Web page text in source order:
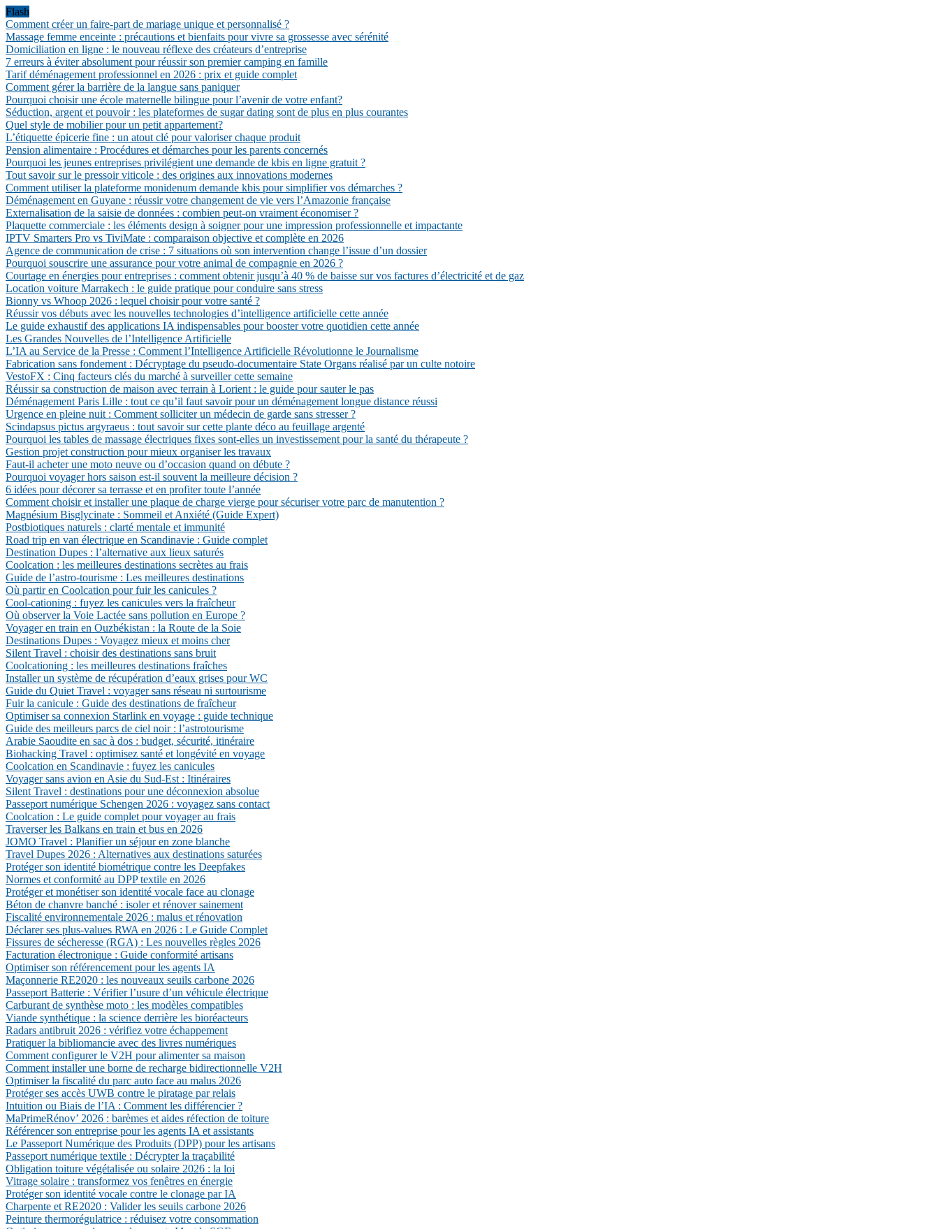
Flash
Comment créer un faire-part de mariage unique et personnalisé ?
Massage femme enceinte : précautions et bienfaits pour vivre sa grossesse avec sérénité
Domiciliation en ligne : le nouveau réflexe des créateurs d’entreprise
7 erreurs à éviter absolument pour réussir son premier camping en famille
Tarif déménagement professionnel en 2026 : prix et guide complet
Comment gérer la barrière de la langue sans paniquer
Pourquoi choisir une école maternelle bilingue pour l’avenir de votre enfant?
Séduction, argent et pouvoir : les plateformes de sugar dating sont de plus en plus courantes
Quel style de mobilier pour un petit appartement?
L’étiquette épicerie fine : un atout clé pour valoriser chaque produit
Pension alimentaire : Procédures et démarches pour les parents concernés
Pourquoi les jeunes entreprises privilégient une demande de kbis en ligne gratuit ?
Tout savoir sur le pressoir viticole : des origines aux innovations modernes
Comment utiliser la plateforme monidenum demande kbis pour simplifier vos démarches ?
Déménagement en Guyane : réussir votre changement de vie vers l’Amazonie française
Externalisation de la saisie de données : combien peut-on vraiment économiser ?
Plaquette commerciale : les éléments design à soigner pour une impression professionnelle et impactante
IPTV Smarters Pro vs TiviMate : comparaison objective et complète en 2026
Agence de communication de crise : 7 situations où son intervention change l’issue d’un dossier
Pourquoi souscrire une assurance pour votre animal de compagnie en 2026 ?
Courtage en énergies pour entreprises : comment obtenir jusqu’à 40 % de baisse sur vos factures d’électricité et de gaz
Location voiture Marrakech : le guide pratique pour conduire sans stress
Bionny vs Whoop 2026 : lequel choisir pour votre santé ?
Réussir vos débuts avec les nouvelles technologies d’intelligence artificielle cette année
Le guide exhaustif des applications IA indispensables pour booster votre quotidien cette année
Les Grandes Nouvelles de l’Intelligence Artificielle
L’IA au Service de la Presse : Comment l’Intelligence Artificielle Révolutionne le Journalisme
Fabrication sans fondement : Décryptage du pseudo-documentaire State Organs réalisé par un culte notoire
VestoFX : Cinq facteurs clés du marché à surveiller cette semaine
Réussir sa construction de maison avec terrain à Lorient : le guide pour sauter le pas
Déménagement Paris Lille : tout ce qu’il faut savoir pour un déménagement longue distance réussi
Urgence en pleine nuit : Comment solliciter un médecin de garde sans stresser ?
Scindapsus pictus argyraeus : tout savoir sur cette plante déco au feuillage argenté
Pourquoi les tables de massage électriques fixes sont-elles un investissement pour la santé du thérapeute ?
Gestion projet construction pour mieux organiser les travaux
Faut-il acheter une moto neuve ou d’occasion quand on débute ?
Pourquoi voyager hors saison est-il souvent la meilleure décision ?
6 idées pour décorer sa terrasse et en profiter toute l’année
Comment choisir et installer une plaque de charge vierge pour sécuriser votre parc de manutention ?
Magnésium Bisglycinate : Sommeil et Anxiété (Guide Expert)
Postbiotiques naturels : clarté mentale et immunité
Road trip en van électrique en Scandinavie : Guide complet
Destination Dupes : l’alternative aux lieux saturés
Coolcation : les meilleures destinations secrètes au frais
Guide de l’astro-tourisme : Les meilleures destinations
Où partir en Coolcation pour fuir les canicules ?
Cool-cationing : fuyez les canicules vers la fraîcheur
Où observer la Voie Lactée sans pollution en Europe ?
Voyager en train en Ouzbékistan : la Route de la Soie
Destinations Dupes : Voyagez mieux et moins cher
Silent Travel : choisir des destinations sans bruit
Coolcationing : les meilleures destinations fraîches
Installer un système de récupération d’eaux grises pour WC
Guide du Quiet Travel : voyager sans réseau ni surtourisme
Fuir la canicule : Guide des destinations de fraîcheur
Optimiser sa connexion Starlink en voyage : guide technique
Guide des meilleurs parcs de ciel noir : l’astrotourisme
Arabie Saoudite en sac à dos : budget, sécurité, itinéraire
Biohacking Travel : optimisez santé et longévité en voyage
Coolcation en Scandinavie : fuyez les canicules
Voyager sans avion en Asie du Sud-Est : Itinéraires
Silent Travel : destinations pour une déconnexion absolue
Passeport numérique Schengen 2026 : voyagez sans contact
Coolcation : Le guide complet pour voyager au frais
Traverser les Balkans en train et bus en 2026
JOMO Travel : Planifier un séjour en zone blanche
Travel Dupes 2026 : Alternatives aux destinations saturées
Protéger son identité biométrique contre les Deepfakes
Normes et conformité au DPP textile en 2026
Protéger et monétiser son identité vocale face au clonage
Béton de chanvre banché : isoler et rénover sainement
Fiscalité environnementale 2026 : malus et rénovation
Déclarer ses plus-values RWA en 2026 : Le Guide Complet
Fissures de sécheresse (RGA) : Les nouvelles règles 2026
Facturation électronique : Guide conformité artisans
Optimiser son référencement pour les agents IA
Maçonnerie RE2020 : les nouveaux seuils carbone 2026
Passeport Batterie : Vérifier l’usure d’un véhicule électrique
Carburant de synthèse moto : les modèles compatibles
Viande synthétique : la science derrière les bioréacteurs
Radars antibruit 2026 : vérifiez votre échappement
Pratiquer la bibliomancie avec des livres numériques
Comment configurer le V2H pour alimenter sa maison
Comment installer une borne de recharge bidirectionnelle V2H
Optimiser la fiscalité du parc auto face au malus 2026
Protéger ses accès UWB contre le piratage par relais
Intuition ou Biais de l’IA : Comment les différencier ?
MaPrimeRénov’ 2026 : barèmes et aides réfection de toiture
Référencer son entreprise pour les agents IA et assistants
Le Passeport Numérique des Produits (DPP) pour les artisans
Passeport numérique textile : Décrypter la traçabilité
Obligation toiture végétalisée ou solaire 2026 : la loi
Vitrage solaire : transformez vos fenêtres en énergie
Protéger son identité vocale contre le clonage par IA
Charpente et RE2020 : Valider les seuils carbone 2026
Peinture thermorégulatrice : réduisez votre consommation